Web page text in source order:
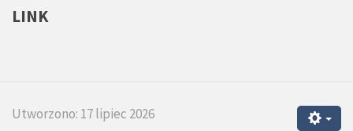
LINK
Utworzono: 17 lipiec 2026